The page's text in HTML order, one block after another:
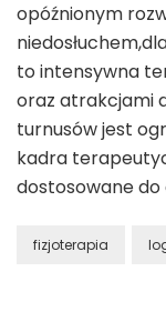
opóźnionym
to intensywna
oraz atrakcjami
turnusów jest
kadra
dostosowane do
fizjoterapia